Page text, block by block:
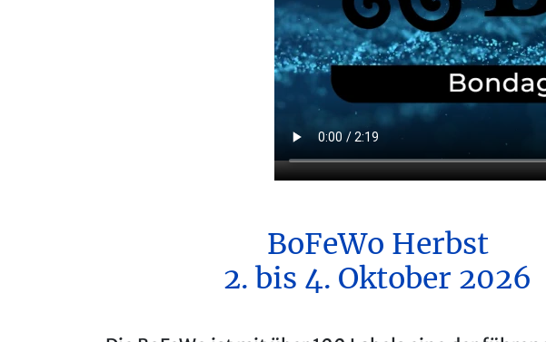
BoFeWo Herbst
2. bis 4. Oktober 2026